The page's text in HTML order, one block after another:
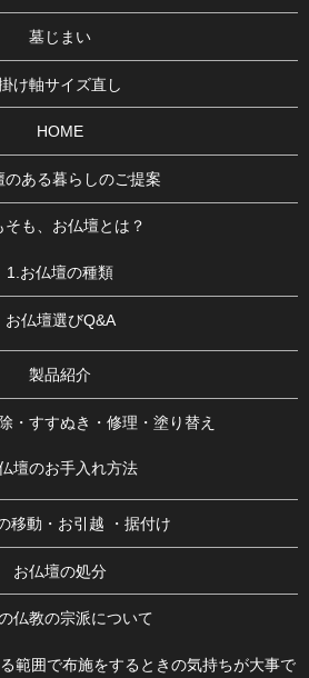
墓じまい
け軸サイズ直し
HOME
のある暮らしのご提案
そも、お仏壇とは？
1.お仏壇の種類
お仏壇選びQ&A
製品紹介
・すすぬき・修理・塗り替え
壇のお手入れ方法
移動・お引越 ・据付け
お仏壇の処分
仏教の宗派について
範囲で布施をするときの気持ちが大事で